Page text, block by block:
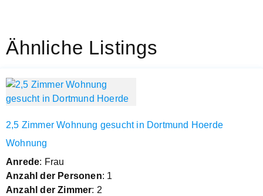
Ähnliche Listings
2,5 Zimmer Wohnung gesucht in Dortmund Hoerde
Wohnung
Anrede: Frau
Anzahl der Personen: 1
Anzahl der Zimmer: 2